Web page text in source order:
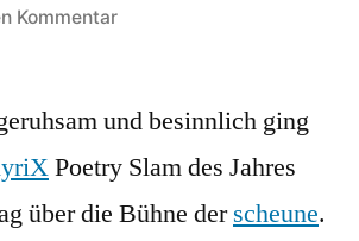
Kommentarzu
Slam
21.12.2007
und besinnlich ging
Poetry Slam des Jahres
über die Bühne derscheune.